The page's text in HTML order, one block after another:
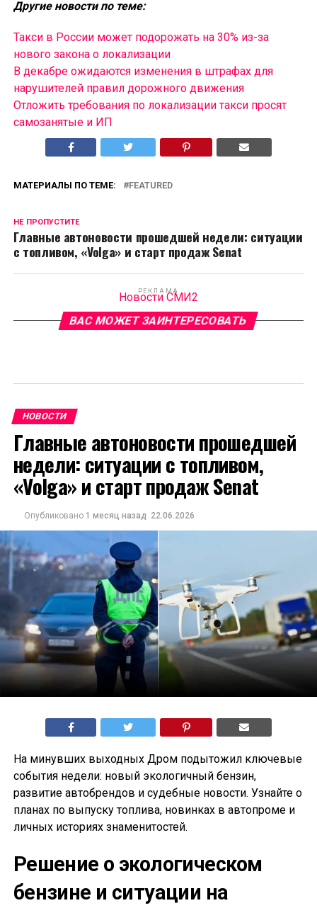
Другие новости по теме:
Такси в России может подорожать на 30% из-за
нового закона о локализации
В декабре ожидаются изменения в штрафах для
нарушителей правил дорожного движения
Отложить требования по локализации такси просят
самозанятые и ИП
МАТЕРИАЛЫ ПО ТЕМЕ: FEATURED
НЕ ПРОПУСТИТЕ
Главные автоновости прошедшей недели: ситуации
с топливом, «Volga» и старт продаж Senat
РЕКЛАМА
Новости СМИ2
ВАС МОЖЕТ ЗАИНТЕРЕСОВАТЬ
НОВОСТИ
Главные автоновости прошедшей
недели: ситуации с топливом,
«Volga» и старт продаж Senat
Опубликовано 1 месяц назад 22.06.2026
На минувших выходных Дром подытожил ключевые
события недели: новый экологичный бензин,
развитие автобрендов и судебные новости. Узнайте о
планах по выпуску топлива, новинках в автопроме и
личных историях знаменитостей.
Решение о экологическом
бензине и ситуации на